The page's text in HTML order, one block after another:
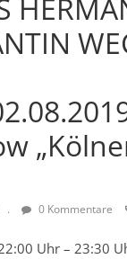
. 0 Kommentare
Uhr – 23:30